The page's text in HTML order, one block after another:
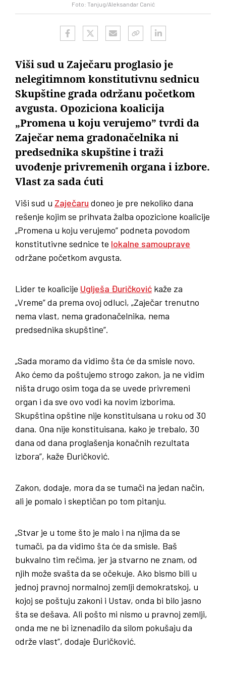
Foto: Tanjug/Aleksandar Canić
Viši sud u Zaječaru proglasio je
nelegitimnom konstitutivnu sednicu
Skupštine grada održanu početkom
avgusta. Opoziciona koalicija
„Promena u koju verujemo” tvrdi da
Zaječar nema gradonačelnika ni
predsednika skupštine i traži
uvođenje privremenih organa i izbore.
Vlast za sada ćuti
Viši sud u Zaječaru doneo je pre nekoliko dana
rešenje kojim se prihvata žalba opozicione koalicije
„Promena u koju verujemo” podneta povodom
konstitutivne sednice te lokalne samouprave
održane početkom avgusta.
Lider te koalicije Uglješa Đuričković kaže za
„Vreme” da prema ovoj odluci, „Zaječar trenutno
nema vlast, nema gradonačelnika, nema
predsednika skupštine”.
„Sada moramo da vidimo šta će da smisle novo.
Ako ćemo da poštujemo strogo zakon, ja ne vidim
ništa drugo osim toga da se uvede privremeni
organ i da sve ovo vodi ka novim izborima.
Skupština opštine nije konstituisana u roku od 30
dana. Ona nije konstituisana, kako je trebalo, 30
dana od dana proglašenja konačnih rezultata
izbora”, kaže Đuričković.
Zakon, dodaje, mora da se tumači na jedan način,
ali je pomalo i skeptičan po tom pitanju.
„Stvar je u tome što je malo i na njima da se
tumači, pa da vidimo šta će da smisle. Baš
bukvalno tim rečima, jer ja stvarno ne znam, od
njih može svašta da se očekuje. Ako bismo bili u
jednoj pravnoj normalnoj zemlji demokratskoj, u
kojoj se poštuju zakoni i Ustav, onda bi bilo jasno
šta se dešava. Ali pošto mi nismo u pravnoj zemlji,
onda me ne bi iznenadilo da silom pokušaju da
održe vlast”, dodaje Đuričković.